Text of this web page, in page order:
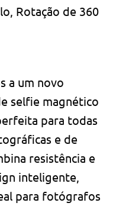
Rotação de 360
a um novo
selfie magnético
para todas
e de
resistência e
inteligente,
para fotógrafos